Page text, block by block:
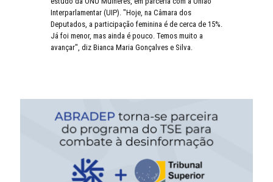
Interparlamentar (UIP). "Hoje, na Câmara dos
Deputados, a participação feminina é de cerca de 15%.
Já foi menor, mas ainda é pouco. Temos muito a
avançar", diz Bianca Maria Gonçalves e Silva.